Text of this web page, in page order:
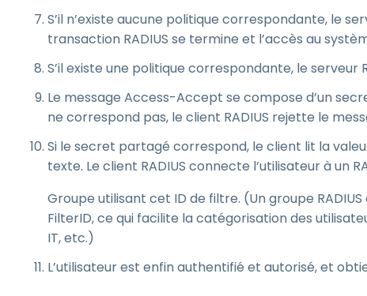
S’il n’existe aucune politique correspondante, le
transaction RADIUS se termine et l’accès au
S’il existe une politique correspondante, le
Le message Access-Accept se compose d’un
ne correspond pas, le client RADIUS rejette le
Si le secret partagé correspond, le client lit la
texte. Le client RADIUS connecte l’utilisateur à un
Groupe utilisant cet ID de filtre. (Un groupe
FilterID, ce qui facilite la catégorisation des
IT, etc.)
L’utilisateur est enfin authentifié et autorisé, et